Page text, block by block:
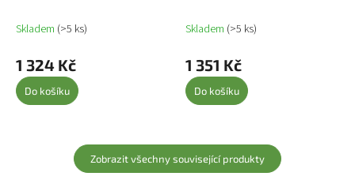
Skladem (>5 ks)
1 324 Kč
Do košíku
Skladem (>5 ks)
1 351 Kč
Do košíku
Zobrazit všechny související produkty